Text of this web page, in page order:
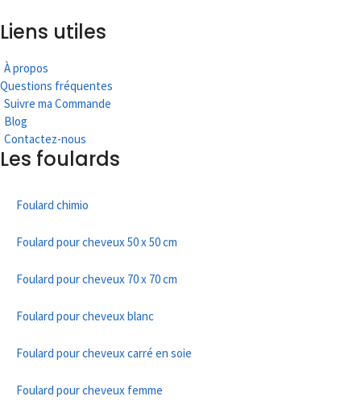
Liens utiles
À propos
Questions fréquentes
Suivre ma Commande
Blog
Contactez-nous
Les foulards
Foulard chimio
Foulard pour cheveux 50 x 50 cm
Foulard pour cheveux 70 x 70 cm
Foulard pour cheveux blanc
Foulard pour cheveux carré en soie
Foulard pour cheveux femme